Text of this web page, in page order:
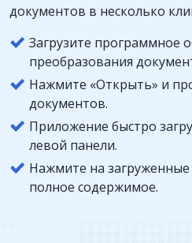
документов в несколько
Загрузите программное
преобразования
Нажмите «Открыть» и
документов.
Приложение быстро
левой панели.
Нажмите на
полное содержимое.